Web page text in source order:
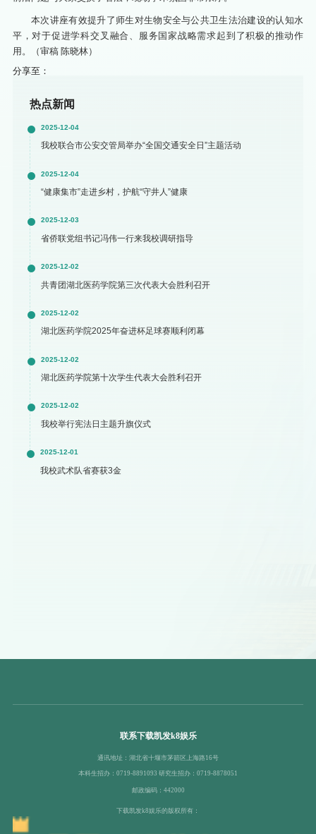
本次讲座有效提升了师生对生物安全与公共卫生法治建设的认知水
平，对于促进学科交叉融合、服务国家战略需求起到了积极的推动作
用。（审稿 陈晓林）
分享至：
热点新闻
2025-12-04
我校联合市公安交管局举办“全国交通安全日”主题活动
2025-12-04
“健康集市”走进乡村，护航“守井人”健康
2025-12-03
省侨联党组书记冯伟一行来我校调研指导
2025-12-02
共青团湖北医药学院第三次代表大会胜利召开
2025-12-02
湖北医药学院2025年奋进杯足球赛顺利闭幕
2025-12-02
湖北医药学院第十次学生代表大会胜利召开
2025-12-02
我校举行宪法日主题升旗仪式
2025-12-01
我校武术队省赛获3金
联系下载凯发k8娱乐
通讯地址：湖北省十堰市茅箭区上海路16号
本科生招办：0719-8891093 研究生招办：0719-8878051
邮政编码：442000
下载凯发k8娱乐的版权所有：